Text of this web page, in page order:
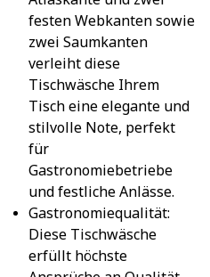
festen Webkanten sowie
zwei Saumkanten
verleiht diese
Tischwäsche Ihrem
Tisch eine elegante und
stilvolle Note, perfekt
für
Gastronomiebetriebe
und festliche Anlässe.
Gastronomiequalität:
Diese Tischwäsche
erfüllt höchste